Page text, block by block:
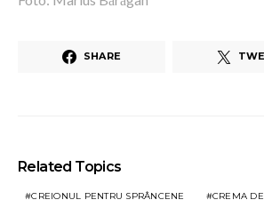
SHARE
Related Topics
CREIONUL PENTRU SPRÂNCENE
CREMA